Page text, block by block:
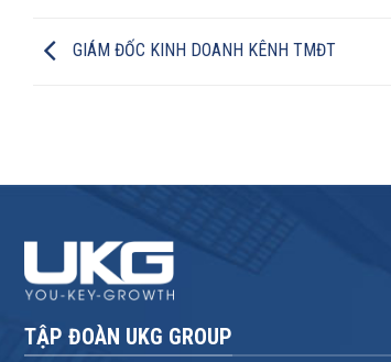
GIÁM ĐỐC KINH DOANH KÊNH TMĐT
TẬP ĐOÀN UKG GROUP